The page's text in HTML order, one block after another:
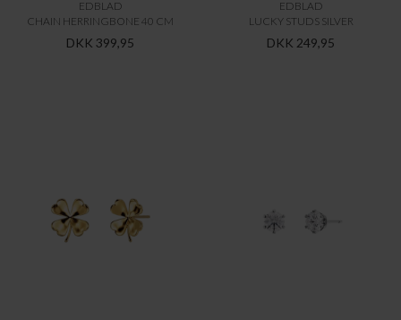
EDBLAD
CHAIN HERRINGBONE 40 CM
DKK 399,95
EDBLAD
LUCKY STUDS SILVER
DKK 249,95